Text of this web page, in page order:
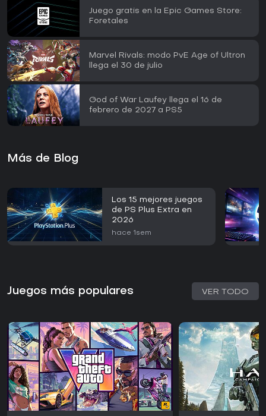
Juego gratis en la Epic Games Store:
Foretales
Marvel Rivals: modo PvE Age of Ultron
llega el 30 de julio
God of War Laufey llega el 16 de
febrero de 2027 a PS5
Más de Blog
Los 15 mejores juegos
de PS Plus Extra en
2026
hace 1sem
Juegos más populares VER TODO